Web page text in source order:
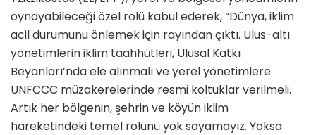
oynayabileceği özel rolü kabul ederek, “Dünya, iklim
acil durumunu önlemek için rayından çıktı. Ulus-altı
yönetimlerin iklim taahhütleri, Ulusal Katkı
Beyanları’nda ele alınmalı ve yerel yönetimlere
UNFCCC müzakerelerinde resmi koltuklar verilmeli.
Artık her bölgenin, şehrin ve köyün iklim
hareketindeki temel rolünü yok sayamayız. Yoksa